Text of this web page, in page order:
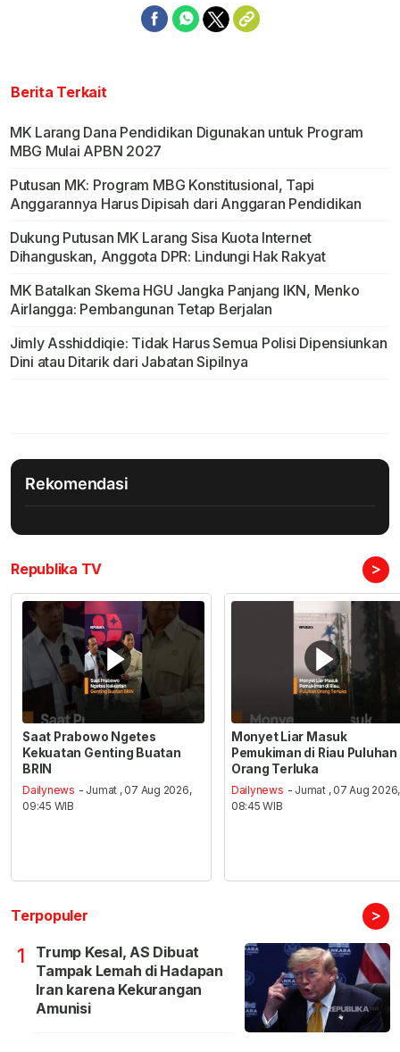
Berita Terkait
MK Larang Dana Pendidikan Digunakan untuk Program
MBG Mulai APBN 2027
Putusan MK: Program MBG Konstitusional, Tapi
Anggarannya Harus Dipisah dari Anggaran Pendidikan
Dukung Putusan MK Larang Sisa Kuota Internet
Dihanguskan, Anggota DPR: Lindungi Hak Rakyat
MK Batalkan Skema HGU Jangka Panjang IKN, Menko
Airlangga: Pembangunan Tetap Berjalan
Jimly Asshiddiqie: Tidak Harus Semua Polisi Dipensiunkan
Dini atau Ditarik dari Jabatan Sipilnya
Rekomendasi
Republika TV >
Saat Prabowo Ngetes
Kekuatan Genting Buatan
BRIN
Dailynews - Jumat , 07 Aug 2026,
09:45 WIB
Monyet Liar Masuk
Pemukiman di Riau Puluhan
Orang Terluka
Dailynews - Jumat , 07 Aug 2026,
08:45 WIB
Terpopuler >
1
Trump Kesal, AS Dibuat
Tampak Lemah di Hadapan
Iran karena Kekurangan
Amunisi